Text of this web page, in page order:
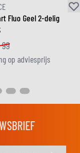
Fluo Geel 2-delig
99
op adviesprijs